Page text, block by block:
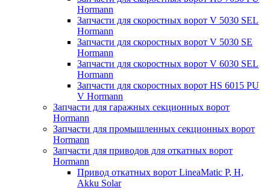
Hormann
Запчасти для скоростных ворот V 5030 SEL
Hormann
Запчасти для скоростных ворот V 5030 SE
Hormann
Запчасти для скоростных ворот V 6030 SEL
Hormann
Запчасти для скоростных ворот HS 6015 PU
V Hormann
Запчасти для гаражных секционных ворот
Hormann
Запчасти для промышленных секционных ворот
Hormann
Запчасти для приводов для откатных ворот
Hormann
Привод откатных ворот LineaMatic P, H,
Akku Solar